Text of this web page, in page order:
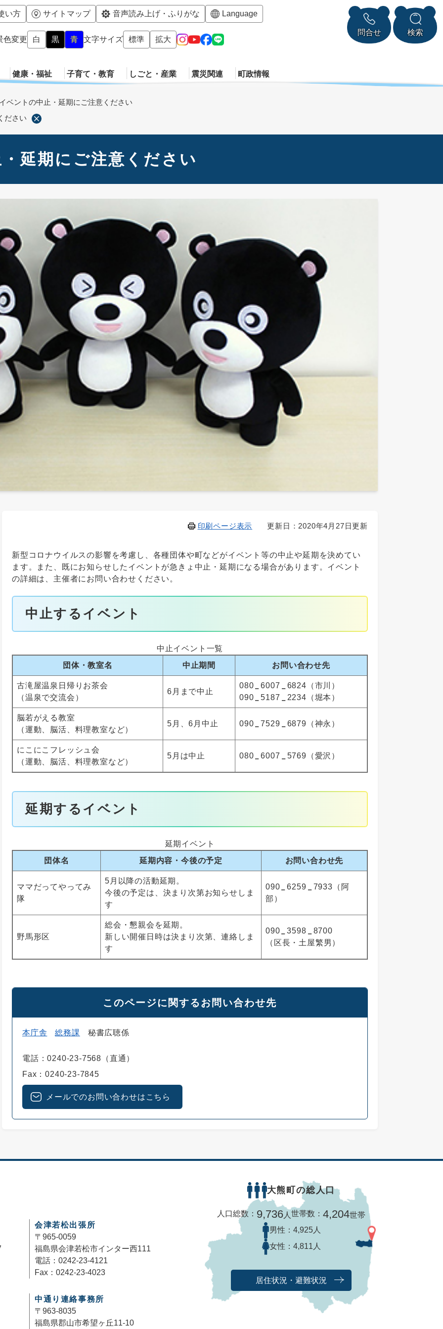
メニューを飛ばして本文へ
い方 サイトマップ 音声読み上げ・ふりがな Language
色変更 白 黒 青 文字サイズ 標準 拡大
問合せ 検索
健康・福祉 子育て・教育 しごと・産業 震災関連 町政情報
ベントの中止・延期にご注意ください
ださい
延期にご注意ください
更新日：2020年4月27日更新
印刷ページ表示
新型コロナウイルスの影響を考慮し、各種団体や町などがイベント等の中止や延期を決めてい
ます。また、既にお知らせしたイベントが急きょ中止・延期になる場合があります。イベント
の詳細は、主催者にお問い合わせください。
中止するイベント
中止イベント一覧
団体・教室名
中止期間 お問い合わせ先
古滝屋温泉日帰りお茶会
（温泉で交流会）
6月まで中止
080 6007
6824（市川）
090
5187 2234（堀本）
脳若がえる教室
（運動、脳活、料理教室など）
5月、6月中止 090 7529 6879（神永）
にこにこフレッシュ会
（運動、脳活、料理教室など）
5月は中止 080 6007 5769（愛沢）
延期するイベント
延期イベント
団体名
延期内容・今後の予定 お問い合わせ先
ママだってやってみ
隊
5月以降の活動延期。
今後の予定は、決まり次第お知らせしま
す
090 6259
7933（阿
部）
野馬形区
総会・懇親会を延期。
新しい開催日時は決まり次第、連絡しま
す
090 3598
8700
（区長・土屋繁男）
このページに関するお問い合わせ先
本庁舎 総務課 秘書広聴係
電話：0240-23-7568（直通）
Fax：0240-23-7845
メールでのお問い合わせはこちら
会津若松出張所
〒965-0059
福島県会津若松市インター西111
電話：0242-23-4121
Fax：0242-23-4023
中通り連絡事務所
〒963-8035
福島県郡山市希望ヶ丘11-10
大熊町の総人口
人口総数： 9,736 人 世帯数： 4,204世帯
男性： 4,925人
女性： 4,811人
居住状況・避難状況